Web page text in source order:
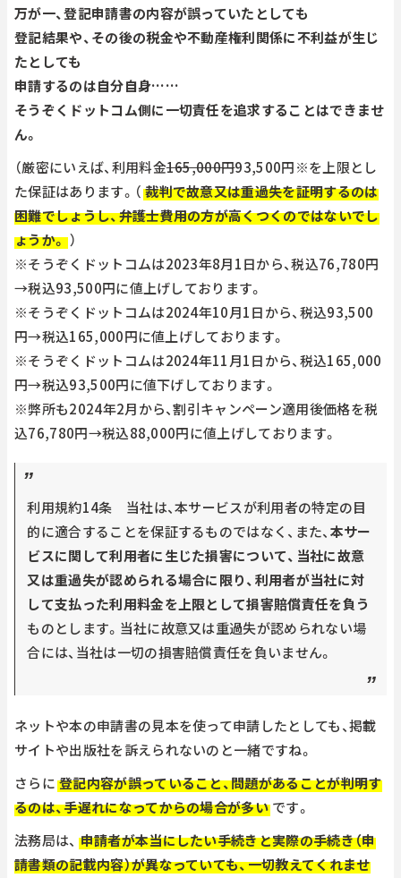
万が一、登記申請書の内容が誤っていたとしても
登記結果や、その後の税金や不動産権利関係に不利益が生じ
たとしても
申請するのは自分自身……
そうぞくドットコム側に一切責任を追求することはできませ
ん。
（厳密にいえば、利用料金165,000円93,500円※を上限とし
た保証はあります。（ 裁判で故意又は重過失を証明するのは
困難でしょうし、弁護士費用の方が高くつくのではないでし
ょうか。）
※そうぞくドットコムは2023年8月1日から、税込76,780円
→税込93,500円に値上げしております。
※そうぞくドットコムは2024年10月1日から、税込93,500
円→税込165,000円に値上げしております。
※そうぞくドットコムは2024年11月1日から、税込165,000
円→税込93,500円に値下げしております。
※弊所も2024年2月から、割引キャンペーン適用後価格を税
込76,780円→税込88,000円に値上げしております。
利用規約14条 当社は、本サービスが利用者の特定の目
的に適合することを保証するものではなく、また、 本サー
ビスに関して利用者に生じた損害について、当社に故意
又は重過失が認められる場合に限り、利用者が当社に対
して支払った利用料金を上限として損害賠償責任を負う
ものとします。当社に故意又は重過失が認められない場
合には、当社は一切の損害賠償責任を負いません。
ネットや本の申請書の見本を使って申請したとしても、掲載
サイトや出版社を訴えられないのと一緒ですね。
さらに 登記内容が誤っていること、問題があることが判明す
るのは、手遅れになってからの場合が多い です。
法務局は、 申請者が本当にしたい手続きと実際の手続き（申
請書類の記載内容）が異なっていても、一切教えてくれませ